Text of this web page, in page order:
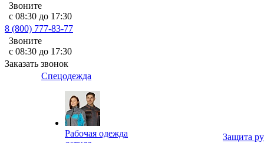
Звоните
с 08:30 до 17:30
8 (800) 777-83-77
Звоните
с 08:30 до 17:30
Заказать звонок
Спецодежда
Рабочая одежда
Защита